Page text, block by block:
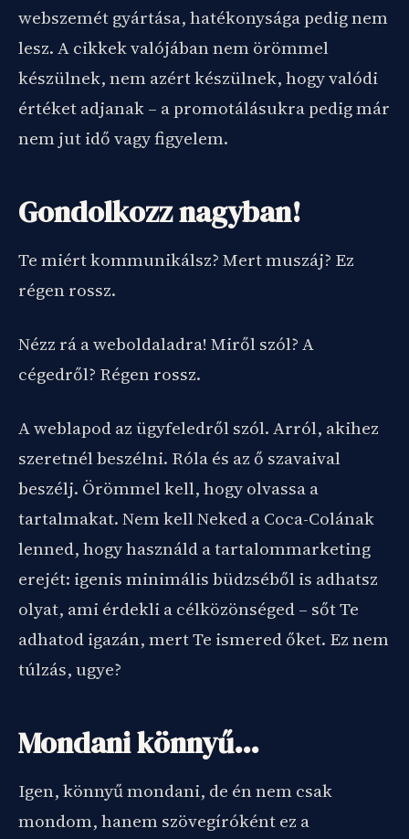
webszemét gyártása, hatékonysága pedig nem
lesz. A cikkek valójában nem örömmel
készülnek, nem azért készülnek, hogy valódi
értéket adjanak – a promotálásukra pedig már
nem jut idő vagy figyelem.
Gondolkozz nagyban!
Te miért kommunikálsz? Mert muszáj? Ez
régen rossz.
Nézz rá a weboldaladra! Miről szól? A
cégedről? Régen rossz.
A weblapod az ügyfeledről szól. Arról, akihez
szeretnél beszélni. Róla és az ő szavaival
beszélj. Örömmel kell, hogy olvassa a
tartalmakat. Nem kell Neked a Coca-Colának
lenned, hogy használd a tartalommarketing
erejét: igenis minimális büdzséből is adhatsz
olyat, ami érdekli a célközönséged – sőt Te
adhatod igazán, mert Te ismered őket. Ez nem
túlzás, ugye?
Mondani könnyű…
Igen, könnyű mondani, de én nem csak
mondom, hanem szövegíróként ez a